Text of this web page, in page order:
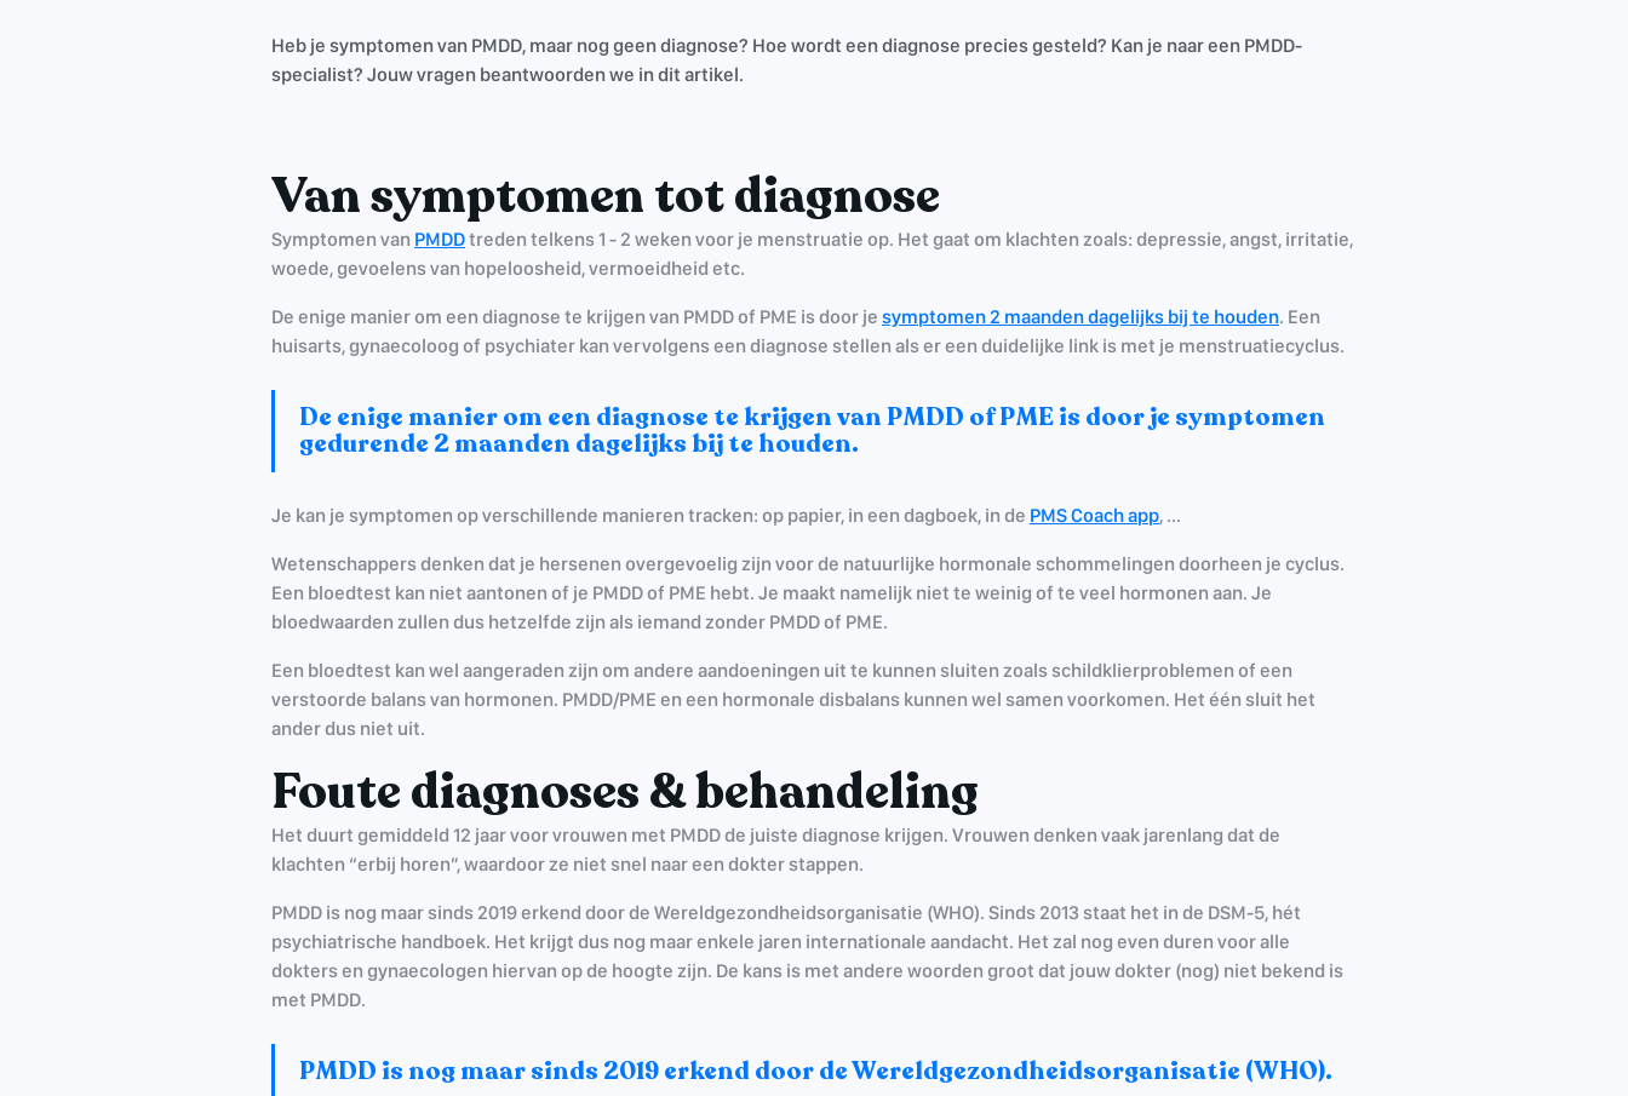
Heb je symptomen van PMDD, maar nog geen diagnose? Hoe wordt een diagnose precies gesteld? Kan je naar een PMDD-
specialist? Jouw vragen beantwoorden we in dit artikel.
Van symptomen tot diagnose
Symptomen van PMDDtreden telkens 1 - 2 weken voor je menstruatie op. Het gaat om klachten zoals: depressie, angst, irritatie,
woede, gevoelens van hopeloosheid, vermoeidheid etc.
De enige manier om een diagnose te krijgen van PMDD of PME is door je symptomen 2 maanden dagelijks bij te houden. Een
huisarts, gynaecoloog of psychiater kan vervolgens een diagnose stellen als er een duidelijke link is met je menstruatiecyclus.
De enige manier om een diagnose te krijgen van PMDD of PME is door je symptomen
gedurende 2 maanden dagelijks bij te houden.
Je kan je symptomen op verschillende manieren tracken: op papier, in een dagboek, in de PMS Coach app, ...
Wetenschappers denken dat je hersenen overgevoelig zijn voor de natuurlijke hormonale schommelingen doorheen je cyclus.
Een bloedtest kan niet aantonen of je PMDD of PME hebt. Je maakt namelijk niet te weinig of te veel hormonen aan. Je
bloedwaarden zullen dus hetzelfde zijn als iemand zonder PMDD of PME.
Een bloedtest kan wel aangeraden zijn om andere aandoeningen uit te kunnen sluiten zoals schildklierproblemen of een
verstoorde balans van hormonen. PMDD/PME en een hormonale disbalans kunnen wel samen voorkomen. Het één sluit het
ander dus niet uit.
Foute diagnoses & behandeling
Het duurt gemiddeld 12 jaar voor vrouwen met PMDD de juiste diagnose krijgen. Vrouwen denken vaak jarenlang dat de
klachten “erbij horen”, waardoor ze niet snel naar een dokter stappen.
PMDD is nog maar sinds 2019 erkend door de Wereldgezondheidsorganisatie (WHO). Sinds 2013 staat het in de DSM-5, hét
psychiatrische handboek. Het krijgt dus nog maar enkele jaren internationale aandacht. Het zal nog even duren voor alle
dokters en gynaecologen hiervan op de hoogte zijn. De kans is met andere woorden groot dat jouw dokter (nog) niet bekend is
met PMDD.
PMDD is nog maar sinds 2019 erkend door de Wereldgezondheidsorganisatie (WHO).